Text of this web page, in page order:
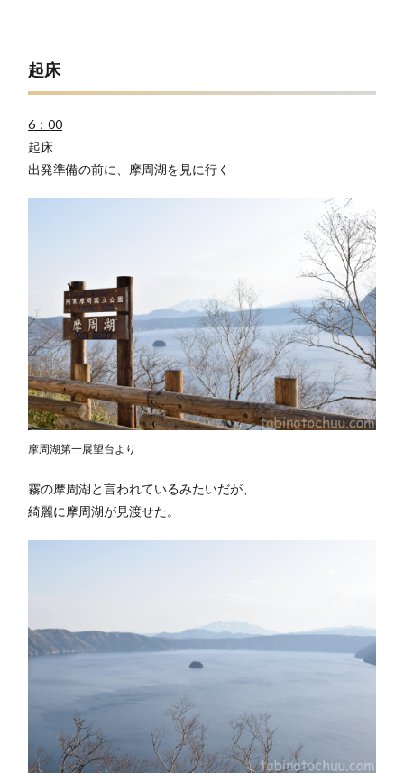
起床
6：00
起床
出発準備の前に、摩周湖を見に行く
摩周湖第一展望台より
霧の摩周湖と言われているみたいだが、
綺麗に摩周湖が見渡せた。